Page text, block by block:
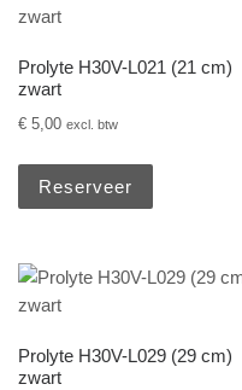
Prolyte H30V-L021 (21 cm)
zwart
€ 5,00 excl. btw
Reserveer
Prolyte H30V-L029 (29 cm)
zwart